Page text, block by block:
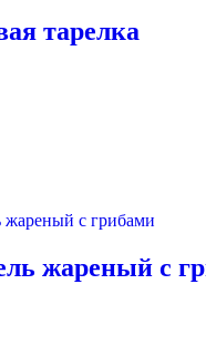
тарелка
жареный с